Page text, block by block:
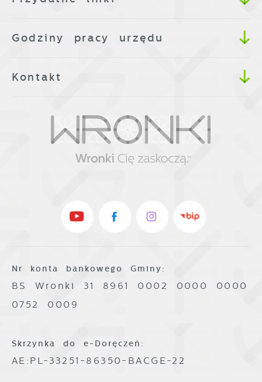
Godziny pracy urzędu
Kontakt
Nr konta bankowego Gminy:
BS Wronki 31 8961 0002 0000 0000
0752 0009
Skrzynka do e-Doręczeń:
AE:PL-33251-86350-BACGE-22